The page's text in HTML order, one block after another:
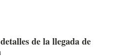
de la llegada de